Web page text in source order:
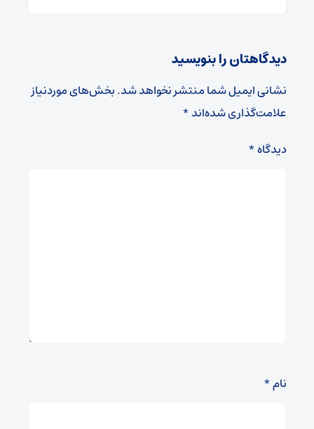
دیدگاهتان را بنویسید
نشانی ایمیل شما منتشر نخواهد شد.بخش‌های موردنیاز
علامت‌گذاری شده‌اند*
دیدگاه*
نام*